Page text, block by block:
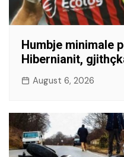
Humbje minimale
Hibernianit,
August 6, 2026